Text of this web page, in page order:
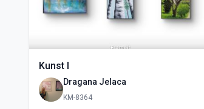
Kunst I
Dragana Jelaca
KM-8364